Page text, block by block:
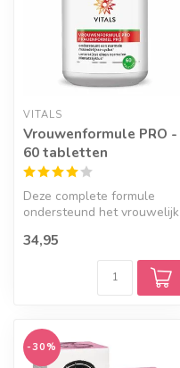
VITALS
Vrouwenformule PRO -
60 tabletten
Deze complete formule
ondersteund het vrouwelijk
en b...
34,95
-30%